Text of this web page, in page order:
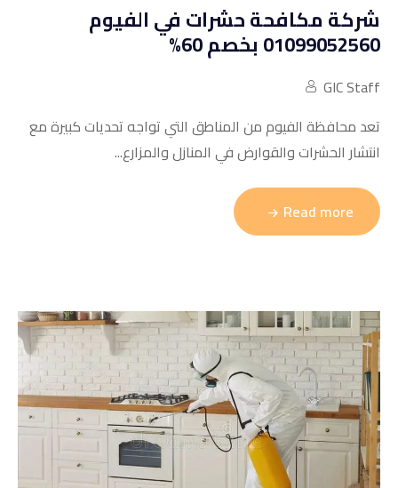
شركة مكافحة حشرات في الفيوم
01099052560 بخصم 60%
GIC Staff
تعد محافظة الفيوم من المناطق التي تواجه تحديات كبيرة مع
انتشار الحشرات والقوارض في المنازل والمزارع...
Read more